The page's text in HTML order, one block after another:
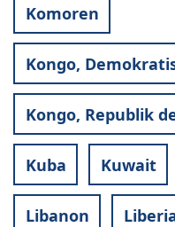
Komoren
Kongo,
Kongo, Republik
Kuba Kuwait
Libanon